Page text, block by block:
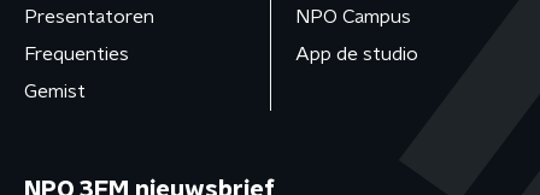
Presentatoren
Frequenties
Gemist
NPO Campus
App de studio